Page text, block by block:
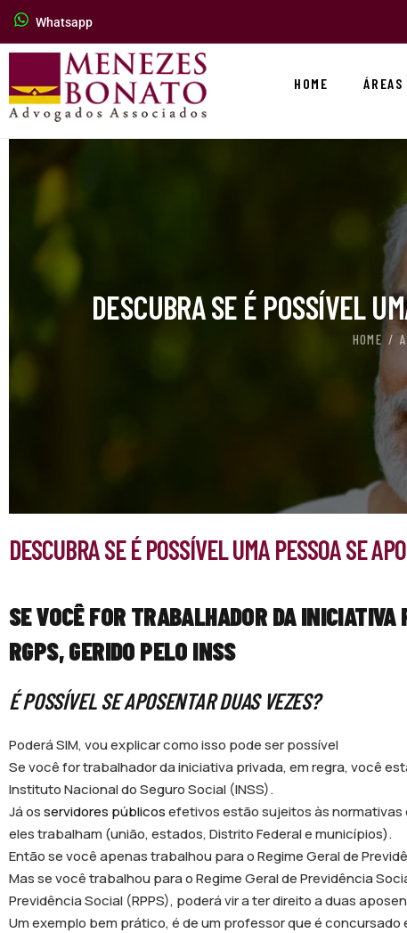
Whatsapp
HOME ÁREAS
DESCUBRA SE É POSSÍVEL
HOME
DESCUBRA SE É POSSÍVEL UMA PESSOA SE
SE VOCÊ FOR TRABALHADOR DA
RGPS, GERIDO PELO INSS
É POSSÍVEL SE APOSENTAR DUAS VEZES?
Poderá SIM, vou explicar como isso pode ser possível
Se você for trabalhador da iniciativa privada, em regra, você
Instituto Nacional do Seguro Social (INSS).
Já osservidores públicosefetivos estão sujeitos às normativas
eles trabalham (união, estados, Distrito Federal e municípios).
Então se você apenas trabalhou para o Regime Geral de
Mas se você trabalhou para o Regime Geral de Previdência
Previdência Social (RPPS), poderá vir a ter direito a duas
Um exemplo bem prático, é de um professor que é